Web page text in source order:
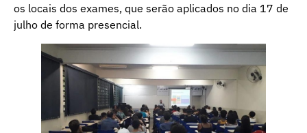
os locais dos exames, que serão aplicados no dia 17 de
julho de forma presencial.